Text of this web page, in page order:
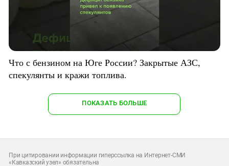
Что с бензином на Юге России? Закрытые АЗС,
спекулянты и кражи топлива.
ПОКАЗАТЬ БОЛЬШЕ
При цитировании информации гиперссылка на Интернет-СМИ
«Кавказский узел» обязательна